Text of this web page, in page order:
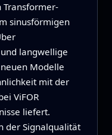
Transformer-
sinusförmigen
langwellige
Modelle
mit der
ViFOR
liefert.
der Signalqualität